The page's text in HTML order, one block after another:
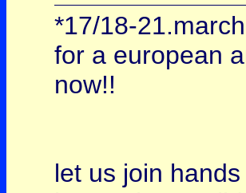
*17/18-
for a european
now!!
let us join